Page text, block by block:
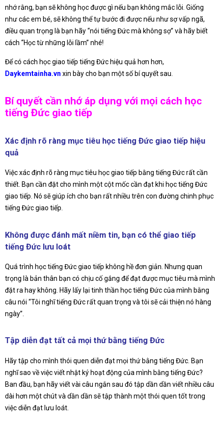
nhớ rằng, bạn sẽ không học được gì nếu bạn không mắc lỗi. Giống
như các em bé, sẽ không thể tự bước đi được nếu như sợ vấp ngã,
điều quan trọng là bạn hãy “nói tiếng Đức mà không sợ” và hãy biết
cách “Học từ những lỗi lầm” nhé!
Để có cách học giao tiếp tiếng Đức hiệu quả hơn hơn,
Daykemtainha.vn xin bày cho bạn một số bí quyết sau.
Bí quyết cần nhớ áp dụng với mọi cách học
tiếng Đức giao tiếp
Xác định rõ ràng mục tiêu học tiếng Đức giao tiếp hiệu
quả
Việc xác định rõ ràng mục tiêu học giao tiếp bằng tiếng Đức rất cần
thiết. Bạn cần đặt cho mình một cột mốc cần đạt khi học tiếng Đức
giao tiếp. Nó sẽ giúp ích cho bạn rất nhiều trên con đường chinh phục
tiếng Đức giao tiếp.
Không được đánh mất niềm tin, bạn có thể giao tiếp
tiếng Đức lưu loát
Quá trình học tiếng Đức giao tiếp không hề đơn giản. Nhưng quan
trọng là bản thân bạn có chịu cố gắng để đạt được mục tiêu mà mình
đặt ra hay không. Hãy lấy lại tinh thần học tiếng Đức của mình bằng
câu nói “Tôi nghĩ tiếng Đức rất quan trọng và tôi sẽ cải thiện nó hàng
ngày”.
Tập diễn đạt tất cả mọi thứ bằng tiếng Đức
Hãy tập cho mình thói quen diễn đạt mọi thứ bằng tiếng Đức. Bạn
nghĩ sao về việc viết nhật ký hoạt động của mình bằng tiếng Đức?
Ban đầu, bạn hãy viết vài câu ngắn sau đó tập dần dần viết nhiều câu
dài hơn một chút và dần dần sẽ tập thành một thói quen tốt trong
việc diễn đạt lưu loát.